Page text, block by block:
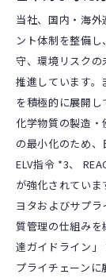
当社、国内・海
ント体制を整備
守、環境リスク
推進しています
を積極的に展開し
化学物質の製造
の最小化のため
ELV指令 *3、
が強化されてい
ヨタおよびサプ
質管理の仕組みを
達ガイドライン
プライチェーンに